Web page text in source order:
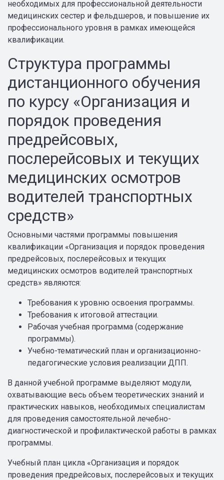
необходимых для профессиональной деятельности
медицинских сестер и фельдшеров, и повышение их
профессионального уровня в рамках имеющейся
квалификации.
Структура программы
дистанционного обучения
по курсу «Организация и
порядок проведения
предрейсовых,
послерейсовых и текущих
медицинских осмотров
водителей транспортных
средств»
Основными частями программы повышения
квалификации «Организация и порядок проведения
предрейсовых, послерейсовых и текущих
медицинских осмотров водителей транспортных
средств» являются:
Требования к уровню освоения программы.
Требования к итоговой аттестации.
Рабочая учебная программа (содержание
программы).
Учебно-тематический план и организационно-
педагогические условия реализации ДПП.
В данной учебной программе выделяют модули,
охватывающие весь объем теоретических знаний и
практических навыков, необходимых специалистам
для проведения самостоятельной лечебно-
диагностической и профилактической работы в рамках
программы.
Учебный план цикла «Организация и порядок
проведения предрейсовых, послерейсовых и текущих